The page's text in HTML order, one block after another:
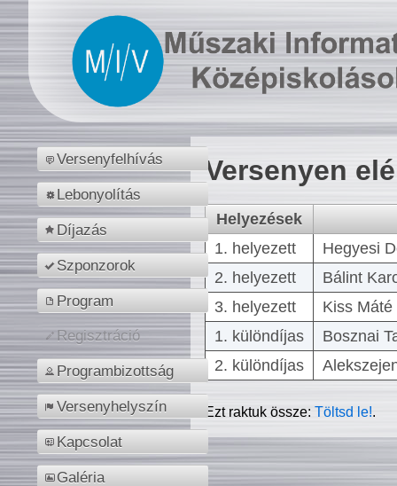
Versenyfelhívás
Lebonyolítás
Díjazás
Szponzorok
Program
Regisztráció
Programbizottság
Versenyhelyszín
Kapcsolat
Galéria
Versenyen
Helyezések
1. helyezett
Hegyesi
2. helyezett
Bálint
3. helyezett
Kiss
1. különdíjas
Bosznai
2. különdíjas
Ezt raktuk össze:Töltsd le!.